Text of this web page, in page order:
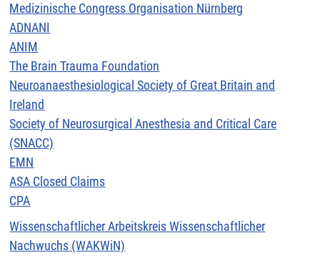
Medizinische Congress Organisation Nürnberg
ADNANI
ANIM
The Brain Trauma Foundation
Neuroanaesthesiological Society of Great Britain and
Ireland
Society of Neurosurgical Anesthesia and Critical Care
(SNACC)
EMN
ASA Closed Claims
CPA
Wissenschaftlicher Arbeitskreis Wissenschaftlicher
Nachwuchs (WAKWiN)